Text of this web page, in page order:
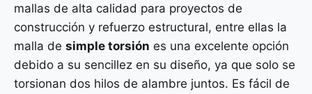
mallas de alta calidad para proyectos de
construcción y refuerzo estructural, entre ellas la
malla de simple torsión es una excelente opción
debido a su sencillez en su diseño, ya que solo se
torsionan dos hilos de alambre juntos. Es fácil de